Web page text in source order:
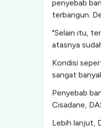
penyebab
terbangun.
"Selain itu,
atasnya
Kondisi
sangat
Penyebab
Cisadane,
Lebih lanjut,